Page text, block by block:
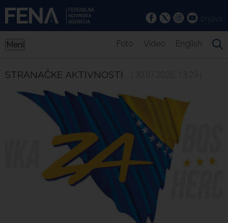
prijava
Meni Foto Video English
STRANAČKE AKTIVNOSTI | 30.07.2025. 13:23 |